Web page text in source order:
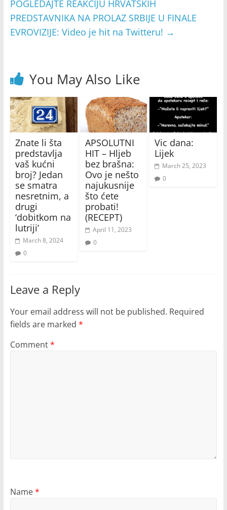
POGLEDAJTE REAKCIJU HRVATSKIH
PREDSTAVNIKA NA PROLAZ SRBIJE U FINALE
EVROVIZIJE: Video je hit na Twitteru! →
You May Also Like
Znate li šta
predstavlja
vaš kućni
broj? Jedan
se smatra
nesretnim, a
drugi
‘dobitkom na
lutriji’
March 8, 2024
0
APSOLUTNI
HIT – Hljeb
bez brašna:
Ovo je nešto
najukusnije
što ćete
probati!
(RECEPT)
April 11, 2023
0
Vic dana:
Lijek
March 25, 2023
0
Leave a Reply
Your email address will not be published. Required
fields are marked *
Comment*
Name*